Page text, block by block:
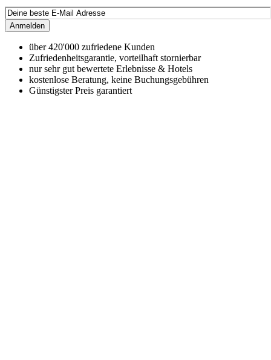
Anmelden
über 420'000 zufriedene Kunden
Zufriedenheitsgarantie, vorteilhaft stornierbar
nur sehr gut bewertete Erlebnisse & Hotels
kostenlose Beratung, keine Buchungsgebühren
Günstigster Preis garantiert